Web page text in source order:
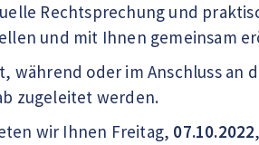
Rechtsprechung und
und mit Ihnen gemeinsam
während oder im Anschluss an
zugeleitet werden.
wir Ihnen Freitag, 07.10.2022